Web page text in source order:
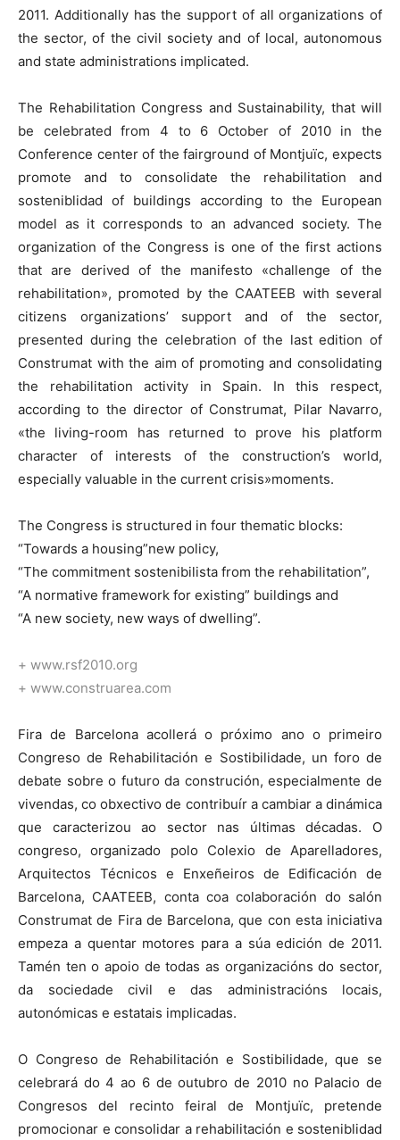
2011. Additionally has the support of all organizations of
the sector, of the civil society and of local, autonomous
and state administrations implicated.
The Rehabilitation Congress and Sustainability, that will
be celebrated from 4 to 6 October of 2010 in the
Conference center of the fairground of Montjuïc, expects
promote and to consolidate the rehabilitation and
sosteniblidad of buildings according to the European
model as it corresponds to an advanced society. The
organization of the Congress is one of the first actions
that are derived of the manifesto «challenge of the
rehabilitation», promoted by the CAATEEB with several
citizens organizations’ support and of the sector,
presented during the celebration of the last edition of
Construmat with the aim of promoting and consolidating
the rehabilitation activity in Spain. In this respect,
according to the director of Construmat, Pilar Navarro,
«the living-room has returned to prove his platform
character of interests of the construction’s world,
especially valuable in the current crisis»moments.
The Congress is structured in four thematic blocks:
“Towards a housing”new policy,
“The commitment sostenibilista from the rehabilitation”,
“A normative framework for existing” buildings and
“A new society, new ways of dwelling”.
+ www.rsf2010.org
+ www.construarea.com
Fira de Barcelona acollerá o próximo ano o primeiro
Congreso de Rehabilitación e Sostibilidade, un foro de
debate sobre o futuro da construción, especialmente de
vivendas, co obxectivo de contribuír a cambiar a dinámica
que caracterizou ao sector nas últimas décadas. O
congreso, organizado polo Colexio de Aparelladores,
Arquitectos Técnicos e Enxeñeiros de Edificación de
Barcelona, CAATEEB, conta coa colaboración do salón
Construmat de Fira de Barcelona, que con esta iniciativa
empeza a quentar motores para a súa edición de 2011.
Tamén ten o apoio de todas as organizacións do sector,
da sociedade civil e das administracións locais,
autonómicas e estatais implicadas.
O Congreso de Rehabilitación e Sostibilidade, que se
celebrará do 4 ao 6 de outubro de 2010 no Palacio de
Congresos del recinto feiral de Montjuïc, pretende
promocionar e consolidar a rehabilitación e sosteniblidad